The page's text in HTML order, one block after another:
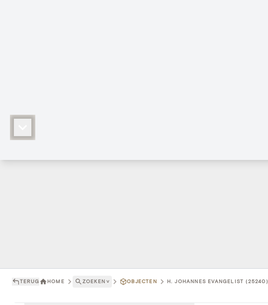
TERUG HOME ZOEKEN ˅ OBJECTEN H. JOHANNES EVANGELIST (25240)